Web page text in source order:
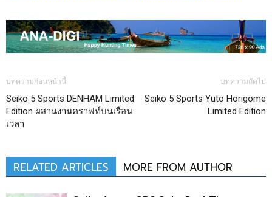
บทความก่อนหน้านี้
Seiko 5 Sports DENHAM Limited
Edition ผสานงานคราฟท์บนเรือน
เวลา
บทความถัดไป
Seiko 5 Sports Yuto Horigome
Limited Edition
RELATED ARTICLES MORE FROM AUTHOR